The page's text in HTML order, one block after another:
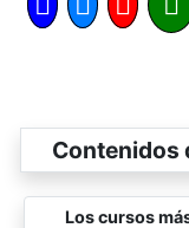
Contenidos
Los cursos